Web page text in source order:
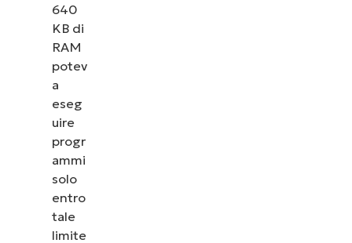
640
KB di
RAM
potev
a
eseg
uire
progr
ammi
solo
entro
tale
limite
Dai un’occhiata alle nostre demo on-demand
NinjaOne semplifica attività IT come la